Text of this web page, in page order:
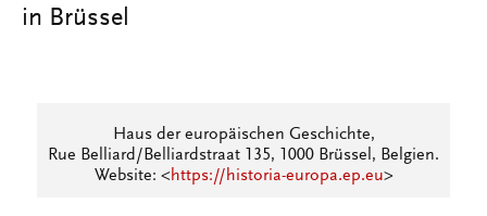
in Brüssel
Haus der europäischen Geschichte,
Rue Belliard/Belliardstraat 135, 1000 Brüssel, Belgien.
Website: <https://historia-europa.ep.eu>